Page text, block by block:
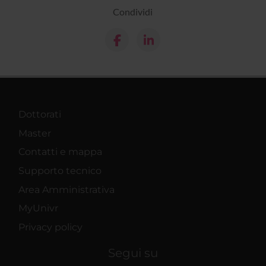
Condividi
Dottorati
Master
Contatti e mappa
Supporto tecnico
Area Amministrativa
MyUnivr
Privacy policy
Segui su